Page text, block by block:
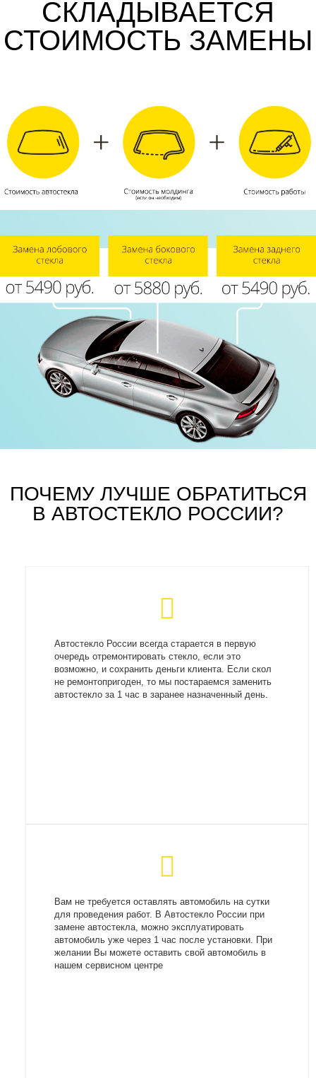
СКЛАДЫВАЕТСЯ
СТОИМОСТЬ ЗАМЕНЫ
ПОЧЕМУ ЛУЧШЕ ОБРАТИТЬСЯ
В АВТОСТЕКЛО РОССИИ?
Автостекло России всегда старается в первую
очередь отремонтировать стекло, если это
возможно, и сохранить деньги клиента. Если скол
не ремонтопригоден, то мы постараемся заменить
автостекло за 1 час в заранее назначенный день.
Вам не требуется оставлять автомобиль на сутки
для проведения работ. В Автостекло России при
замене автостекла, можно эксплуатировать
автомобиль уже через 1 час после установки. При
желании Вы можете оставить свой автомобиль в
нашем сервисном центре